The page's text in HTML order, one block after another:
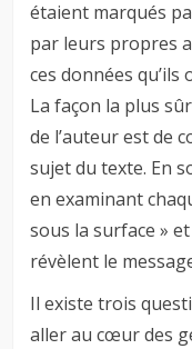
étaient marqués
par leurs propres
ces données
La façon la plus
de l’auteur est de
sujet du texte. En
en examinant
sous la surface »
révèlent le
Il existe trois
aller au cœur des